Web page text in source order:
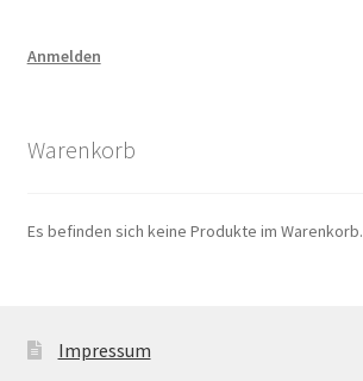
Anmelden
Warenkorb
Es befinden sich keine Produkte im Warenkorb.
Impressum